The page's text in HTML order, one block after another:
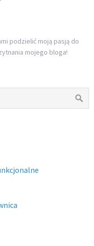
podzielić moją pasją do
mojego bloga!